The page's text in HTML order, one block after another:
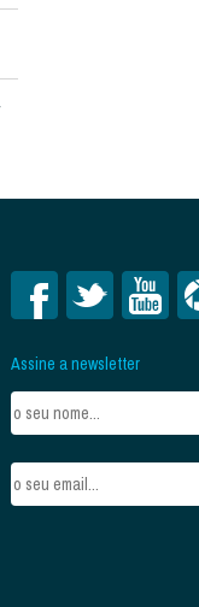
Assine a newsletter